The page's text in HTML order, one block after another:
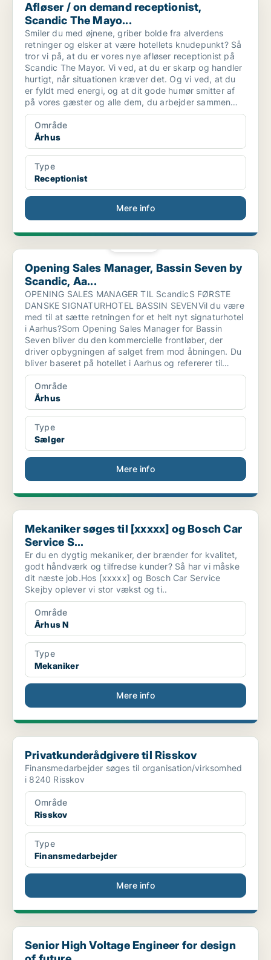
Afløser / on demand receptionist,
Scandic The Mayo...
Smiler du med øjnene, griber bolde fra alverdens
retninger og elsker at være hotellets knudepunkt? Så
tror vi på, at du er vores nye afløser receptionist på
Scandic The Mayor. Vi ved, at du er skarp og handler
hurtigt, når situationen kræver det. Og vi ved, at du
er fyldt med energi, og at dit gode humør smitter af
på vores gæster og alle dem, du arbejder sammen
med.
Område
Århus
Type
Receptionist
Mere info
Opening Sales Manager, Bassin Seven by Scandic, Aa...
Opening Sales Manager, Bassin Seven by
Scandic, Aa...
OPENING SALES MANAGER TIL ScandicS FØRSTE
DANSKE SIGNATURHOTEL BASSIN SEVENVil du være
med til at sætte retningen for et helt nyt signaturhotel
i Aarhus?Som Opening Sales Manager for Bassin
Seven bliver du den kommercielle frontløber, der
driver opbygningen af salget frem mod åbningen. Du
bliver baseret på hotellet i Aarhus og refererer til
Director of Sales Danmark.
Område
Århus
Type
Sælger
Mere info
Mekaniker søges til [xxxxx] og Bosch Car Service S...
Mekaniker søges til [xxxxx] og Bosch Car
Service S...
Er du en dygtig mekaniker, der brænder for kvalitet,
godt håndværk og tilfredse kunder? Så har vi måske
dit næste job.Hos [xxxxx] og Bosch Car Service
Skejby oplever vi stor vækst og ti..
Område
Århus N
Type
Mekaniker
Mere info
Privatkunderådgivere til Risskov
Privatkunderådgivere til Risskov
Finansmedarbejder søges til organisation/virksomhed
i 8240 Risskov
Område
Risskov
Type
Finansmedarbejder
Mere info
Senior High Voltage Engineer for design of future ...
Senior High Voltage Engineer for design